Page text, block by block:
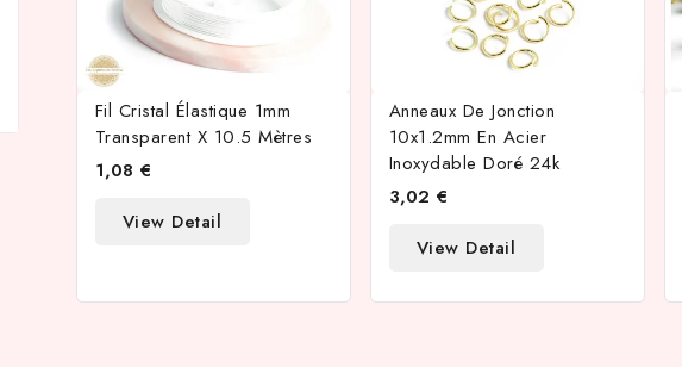
Fil Cristal Élastique 1mm
Transparent X 10.5 Mètres
1,08 €
View Detail
Anneaux De Jonction
10x1.2mm En Acier
Inoxydable Doré 24k
3,02 €
View Detail